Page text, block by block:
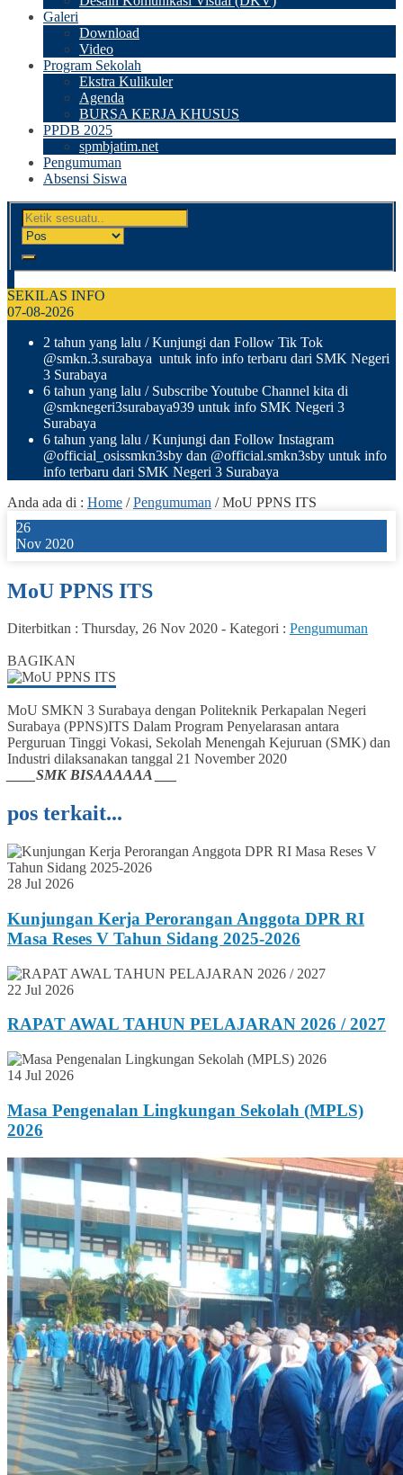
Galeri
Download
Video
Program Sekolah
Ekstra Kulikuler
Agenda
BURSA KERJA KHUSUS
PPDB 2025
spmbjatim.net
Pengumuman
Absensi Siswa
SEKILAS INFO
07-08-2026
2 tahun yang lalu / Kunjungi dan Follow Tik Tok
@smkn.3.surabaya untuk info info terbaru dari SMK Negeri
3 Surabaya
6 tahun yang lalu / Subscribe Youtube Channel kita di
@smknegeri3surabaya939 untuk info SMK Negeri 3
Surabaya
6 tahun yang lalu / Kunjungi dan Follow Instagram
@official_osissmkn3sby dan @official.smkn3sby untuk info
info terbaru dari SMK Negeri 3 Surabaya
Anda ada di : Home /Pengumuman /MoU PPNS ITS
26
Nov 2020
MoU PPNS ITS
Diterbitkan : Thursday, 26 Nov 2020 - Kategori : Pengumuman
BAGIKAN
MoU SMKN 3 Surabaya dengan Politeknik Perkapalan Negeri
Surabaya (PPNS)ITS Dalam Program Penyelarasan antara
Perguruan Tinggi Vokasi, Sekolah Menengah Kejuruan (SMK) dan
Industri dilaksanakan tanggal 21 November 2020
____SMK BISAAAAAA ___
pos terkait...
28 Jul 2026
Kunjungan Kerja Perorangan Anggota DPR RI
Masa Reses V Tahun Sidang 2025-2026
22 Jul 2026
RAPAT AWAL TAHUN PELAJARAN 2026 / 2027
14 Jul 2026
Masa Pengenalan Lingkungan Sekolah (MPLS)
2026